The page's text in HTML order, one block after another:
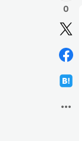
0
more_horiz